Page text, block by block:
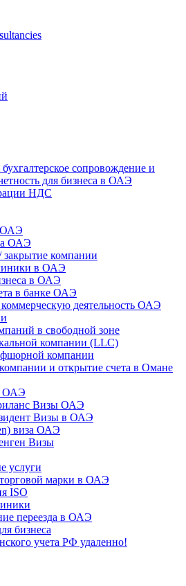
сопровождение и
для бизнеса в ОАЭ
НДС
ОАЭ
ОАЭ
компании
в ОАЭ
в ОАЭ
в банке ОАЭ
деятельность ОАЭ
в свободной зоне
компании (LLC)
компании
и открытие счета в Омане
ОАЭ
Визы ОАЭ
Визы в ОАЭ
виза ОАЭ
Визы
услуги
марки в ОАЭ
ISO
переезда в ОАЭ
бизнеса
учета РФ удаленно!